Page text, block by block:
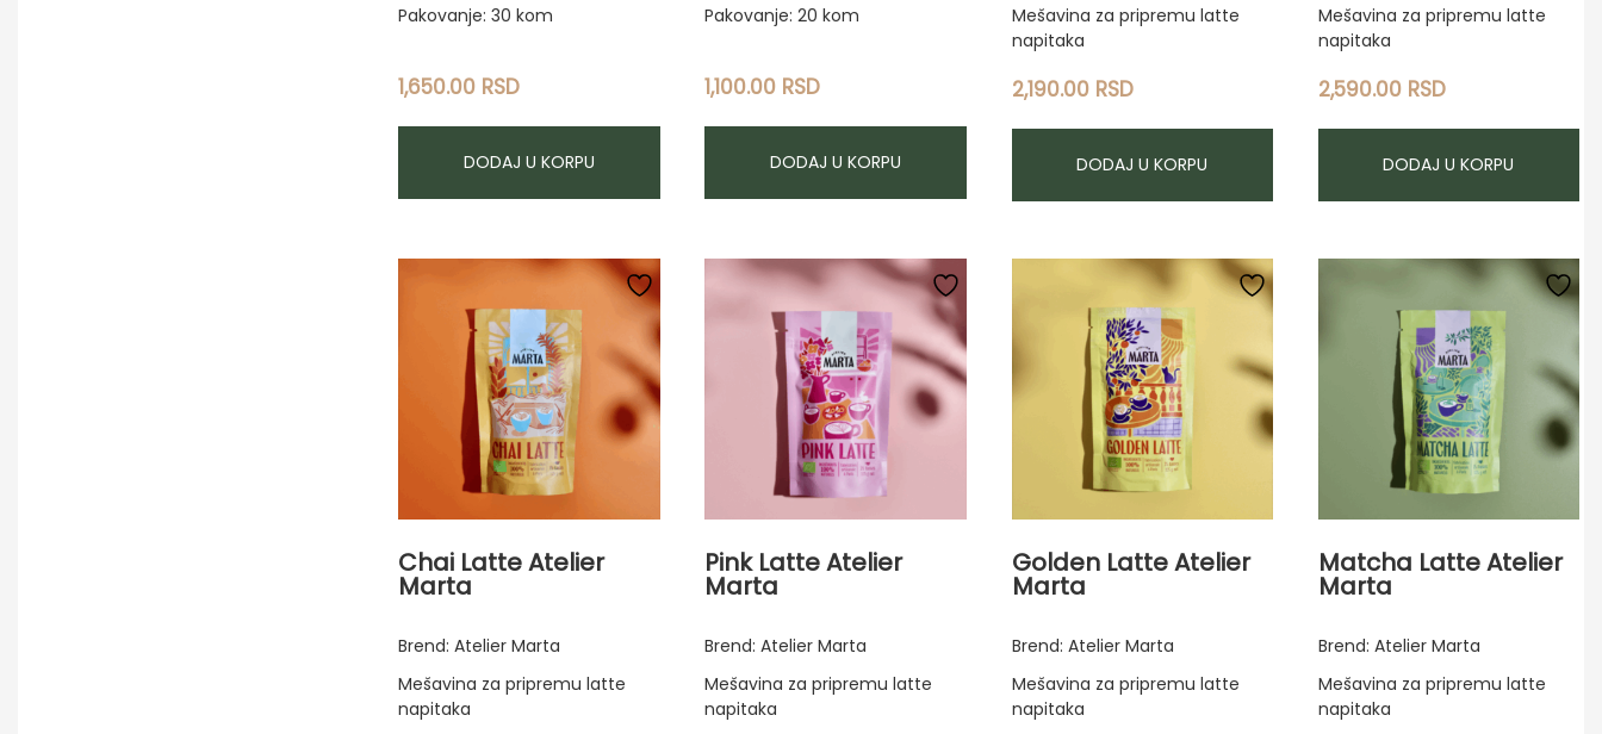
Pakovanje: 30 kom
1,650.00 RSD
DODAJ U KORPU
Pakovanje: 20 kom
1,100.00 RSD
DODAJ U KORPU
Mešavina za pripremu latte
napitaka
2,190.00 RSD
DODAJ U KORPU
Mešavina za pripremu latte
napitaka
2,590.00 RSD
DODAJ U KORPU
Chai Latte Atelier
Marta
Brend: Atelier Marta
Mešavina za pripremu latte
napitaka
Pink Latte Atelier
Marta
Brend: Atelier Marta
Mešavina za pripremu latte
napitaka
Golden Latte Atelier
Marta
Brend: Atelier Marta
Mešavina za pripremu latte
napitaka
Matcha Latte Atelier
Marta
Brend: Atelier Marta
Mešavina za pripremu latte
napitaka